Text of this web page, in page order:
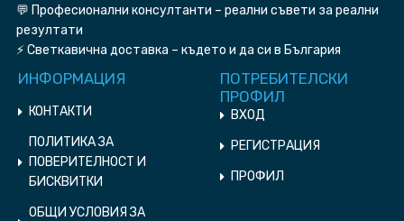
💬 Професионални консултанти – реални съвети за реални
резултати
⚡ Светкавична доставка – където и да си в България
ИНФОРМАЦИЯ
КОНТАКТИ
ПОЛИТИКА ЗА
ПОВЕРИТЕЛНОСТ И
БИСКВИТКИ
ОБЩИ УСЛОВИЯ ЗА
ПОТРЕБИТЕЛСКИ
ПРОФИЛ
ВХОД
РЕГИСТРАЦИЯ
ПРОФИЛ